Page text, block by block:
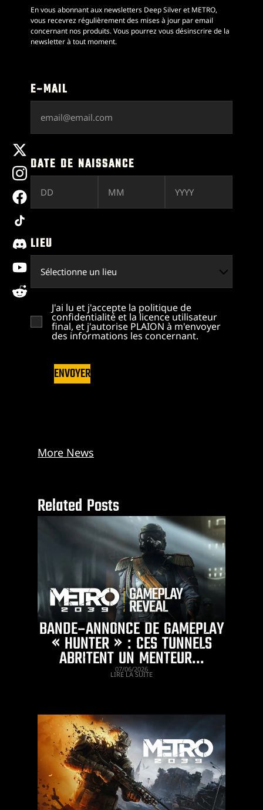
x
instagram
facebook
tiktok
discord
youtube
reddit
En vous abonnant aux newsletters Deep Silver et METRO,
vous recevrez régulièrement des mises à jour par email
concernant nos produits. Vous pourrez vous désinscrire de la
newsletter à tout moment.
E-MAIL
DATE DE NAISSANCE
LIEU
J'ai lu et j'accepte la politique de
confidentialité et la licence utilisateur
final, et j'autorise PLAION à m'envoyer
des informations les concernant.
ENVOYER
More News
Related Posts
BANDE-ANNONCE DE GAMEPLAY
« HUNTER » : CES TUNNELS
ABRITENT UN MENTEUR...
07/06/2026
LIRE LA SUITE